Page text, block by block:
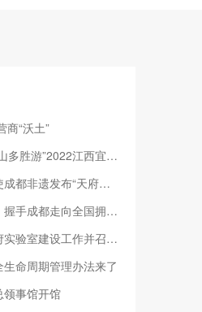
商“沃土”
西宜春（成都）旅游推介会在成都成
布“天府非遗品牌生长计划”
组团赴成都开展毛绒玩具文创（织袜）产业招商推介活动综述
室建设工作并召开座谈会
命周期管理办法来了
领事馆开馆